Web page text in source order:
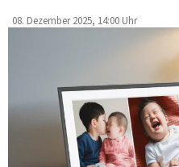
08. Dezember 2025, 14:00 Uhr